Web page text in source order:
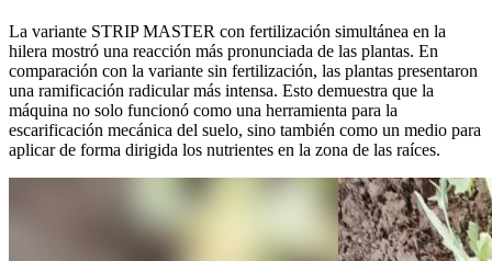
La variante STRIP MASTER con fertilización simultánea en la
hilera mostró una reacción más pronunciada de las plantas. En
comparación con la variante sin fertilización, las plantas presentaron
una ramificación radicular más intensa. Esto demuestra que la
máquina no solo funcionó como una herramienta para la
escarificación mecánica del suelo, sino también como un medio para
aplicar de forma dirigida los nutrientes en la zona de las raíces.